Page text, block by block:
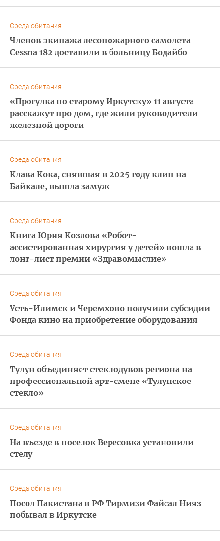
Среда обитания
Членов экипажа лесопожарного самолета
Cessna 182 доставили в больницу Бодайбо
Среда обитания
«Прогулка по старому Иркутску» 11 августа
расскажут про дом, где жили руководители
железной дороги
Среда обитания
Клава Кока, снявшая в 2025 году клип на
Байкале, вышла замуж
Среда обитания
Книга Юрия Козлова «Робот-
ассистированная хирургия у детей» вошла в
лонг-лист премии «Здравомыслие»
Среда обитания
Усть-Илимск и Черемхово получили субсидии
Фонда кино на приобретение оборудования
Среда обитания
Тулун объединяет стеклодувов региона на
профессиональной арт-смене «Тулунское
стекло»
Среда обитания
На въезде в поселок Вересовка установили
стелу
Среда обитания
Посол Пакистана в РФ Тирмизи Файсал Нияз
побывал в Иркутске